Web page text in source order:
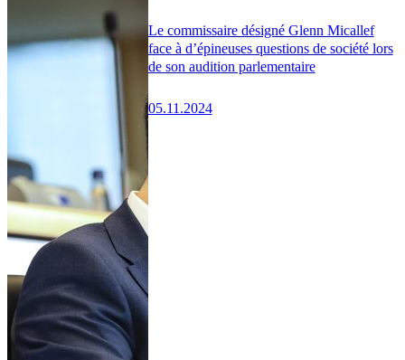
Le commissaire désigné Glenn Micallef
face à d’épineuses questions de société lors
de son audition parlementaire
05.11.2024